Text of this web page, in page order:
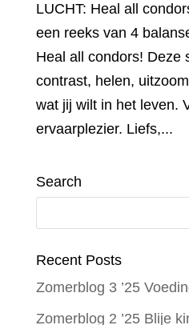
LUCHT: Heal all
een reeks van 4
Heal all condors! Deze
contrast, helen,
wat jij wilt in het leven.
ervaarplezier. Liefs,...
Search
Recent Posts
Zomerblog 3 ’25
Zomerblog 2 ’25 Blije